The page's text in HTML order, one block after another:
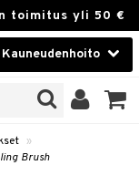
toimitus yli 50 €
Kauneudenhoito
»
Brush